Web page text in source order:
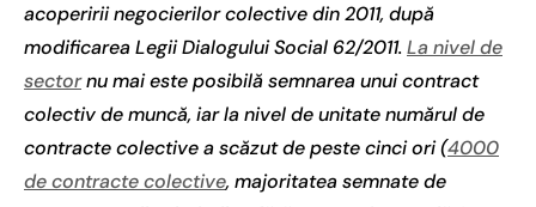
acoperirii negocierilor colective din 2011, după
modificarea Legii Dialogului Social 62/2011.La nivel de
sectornu mai este posibilă semnarea unui contract
colectiv de muncă, iar la nivel de unitate numărul de
contracte colective a scăzut de peste cinci ori (4000
de contracte colective, majoritatea semnate de